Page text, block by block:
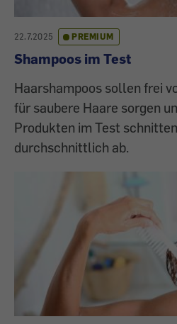
22.7.2025 PREMIUM
Shampoos im Test
Haarshampoos sollen frei
für saubere Haare sorgen
Produkten im Test
durchschnittlich ab.